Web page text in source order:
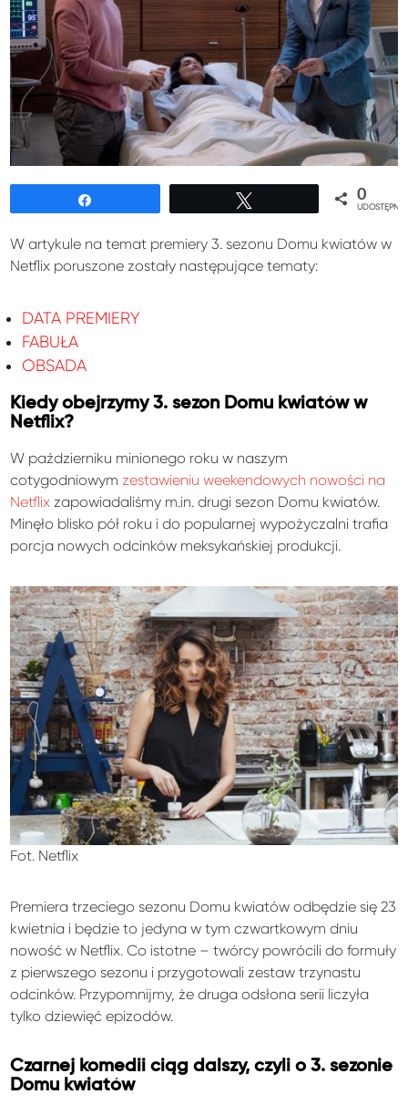
0
W artykule na temat premiery 3. sezonu Domu kwiatów w
Netflix poruszone zostały następujące tematy:
DATA PREMIERY
FABUŁA
OBSADA
Kiedy obejrzymy 3. sezon Domu kwiatów w
Netflix?
W październiku minionego roku w naszym
cotygodniowym zestawieniu weekendowych nowości na
Netflix zapowiadaliśmy m.in. drugi sezon Domu kwiatów.
Minęło blisko pół roku i do popularnej wypożyczalni trafia
porcja nowych odcinków meksykańskiej produkcji.
Fot. Netflix
Premiera trzeciego sezonu Domu kwiatów odbędzie się 23
kwietnia i będzie to jedyna w tym czwartkowym dniu
nowość w Netflix. Co istotne – twórcy powrócili do formuły
z pierwszego sezonu i przygotowali zestaw trzynastu
odcinków. Przypomnijmy, że druga odsłona serii liczyła
tylko dziewięć epizodów.
Czarnej komedii ciąg dalszy, czyli o 3. sezonie
Domu kwiatów